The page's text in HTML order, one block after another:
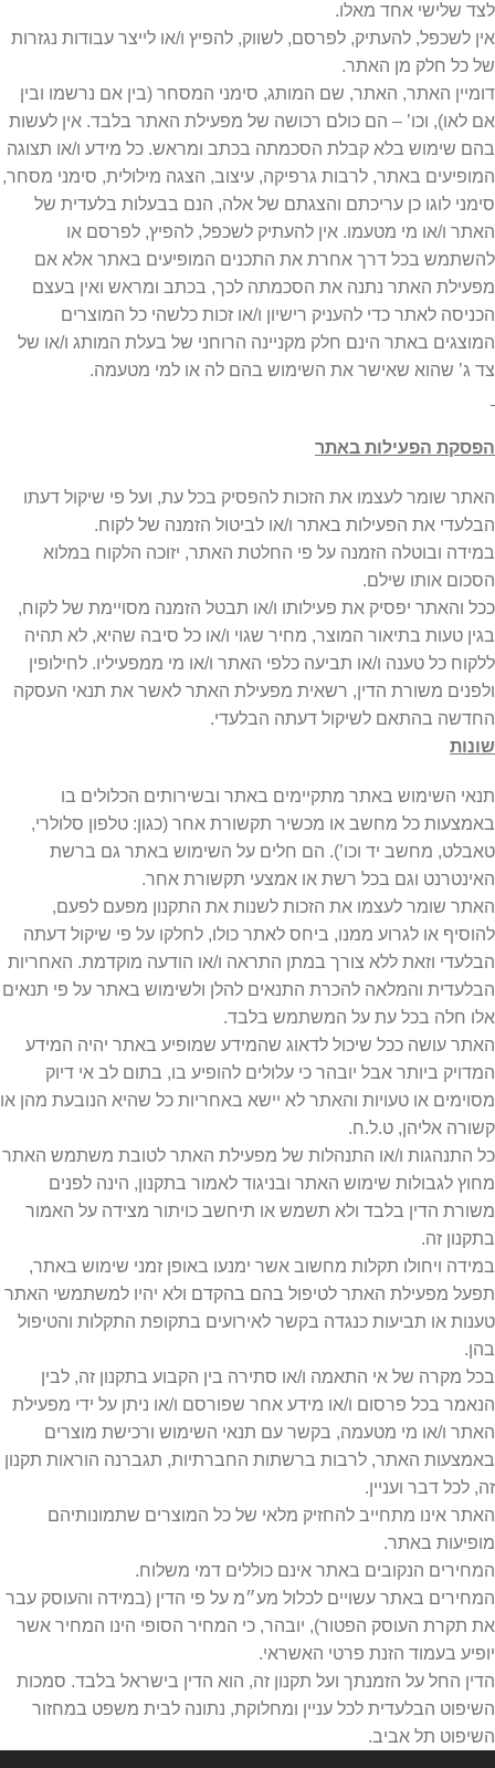
לצד שלישי אחד מאלו.
אין לשכפל, להעתיק, לפרסם, לשווק, להפיץ ו/או לייצר עבודות נגזרות
של כל חלק מן האתר.
דומיין האתר, האתר, שם המותג, סימני המסחר (בין אם נרשמו ובין
אם לאו), וכו’ – הם כולם רכושה של מפעילת האתר בלבד. אין לעשות
בהם שימוש בלא קבלת הסכמתה בכתב ומראש. כל מידע ו/או תצוגה
המופיעים באתר, לרבות גרפיקה, עיצוב, הצגה מילולית, סימני מסחר,
סימני לוגו כן עריכתם והצגתם של אלה, הנם בבעלות בלעדית של
האתר ו/או מי מטעמו. אין להעתיק לשכפל, להפיץ, לפרסם או
להשתמש בכל דרך אחרת את התכנים המופיעים באתר אלא אם
מפעילת האתר נתנה את הסכמתה לכך, בכתב ומראש ואין בעצם
הכניסה לאתר כדי להעניק רישיון ו/או זכות כלשהי כל המוצרים
המוצגים באתר הינם חלק מקניינה הרוחני של בעלת המותג ו/או של
צד ג’ שהוא שאישר את השימוש בהם לה או למי מטעמה.
הפסקת הפעילות באתר
האתר שומר לעצמו את הזכות להפסיק בכל עת, ועל פי שיקול דעתו
הבלעדי את הפעילות באתר ו/או לביטול הזמנה של לקוח.
במידה ובוטלה הזמנה על פי החלטת האתר, יזוכה הלקוח במלוא
הסכום אותו שילם.
ככל והאתר יפסיק את פעילותו ו/או תבטל הזמנה מסויימת של לקוח,
בגין טעות בתיאור המוצר, מחיר שגוי ו/או כל סיבה שהיא, לא תהיה
ללקוח כל טענה ו/או תביעה כלפי האתר ו/או מי ממפעיליו. לחילופין
ולפנים משורת הדין, רשאית מפעילת האתר לאשר את תנאי העסקה
החדשה בהתאם לשיקול דעתה הבלעדי.
שונות
תנאי השימוש באתר מתקיימים באתר ובשירותים הכלולים בו
באמצעות כל מחשב או מכשיר תקשורת אחר (כגון: טלפון סלולרי,
טאבלט, מחשב יד וכו’). הם חלים על השימוש באתר גם ברשת
האינטרנט וגם בכל רשת או אמצעי תקשורת אחר.
האתר שומר לעצמו את הזכות לשנות את התקנון מפעם לפעם,
להוסיף או לגרוע ממנו, ביחס לאתר כולו, לחלקו על פי שיקול דעתה
הבלעדי וזאת ללא צורך במתן התראה ו/או הודעה מוקדמת. האחריות
הבלעדית והמלאה להכרת התנאים להלן ולשימוש באתר על פי תנאים
אלו חלה בכל עת על המשתמש בלבד.
האתר עושה ככל שיכול לדאוג שהמידע שמופיע באתר יהיה המידע
המדויק ביותר אבל יובהר כי עלולים להופיע בו, בתום לב אי דיוק
מסוימים או טעויות והאתר לא יישא באחריות כל שהיא הנובעת מהן או
קשורה אליהן, ט.ל.ח.
כל התנהגות ו/או התנהלות של מפעילת האתר לטובת משתמש האתר
מחוץ לגבולות שימוש האתר ובניגוד לאמור בתקנון, הינה לפנים
משורת הדין בלבד ולא תשמש או תיחשב כויתור מצידה על האמור
בתקנון זה.
במידה ויחולו תקלות מחשוב אשר ימנעו באופן זמני שימוש באתר,
תפעל מפעילת האתר לטיפול בהם בהקדם ולא יהיו למשתמשי האתר
טענות או תביעות כנגדה בקשר לאירועים בתקופת התקלות והטיפול
בהן.
בכל מקרה של אי התאמה ו/או סתירה בין הקבוע בתקנון זה, לבין
הנאמר בכל פרסום ו/או מידע אחר שפורסם ו/או ניתן על ידי מפעילת
האתר ו/או מי מטעמה, בקשר עם תנאי השימוש ורכישת מוצרים
באמצעות האתר, לרבות ברשתות החברתיות, תגברנה הוראות תקנון
זה, לכל דבר ועניין.
האתר אינו מתחייב להחזיק מלאי של כל המוצרים שתמונותיהם
מופיעות באתר.
המחירים הנקובים באתר אינם כוללים דמי משלוח.
המחירים באתר עשויים לכלול מע״מ על פי הדין (במידה והעוסק עבר
את תקרת העוסק הפטור), יובהר, כי המחיר הסופי הינו המחיר אשר
יופיע בעמוד הזנת פרטי האשראי.
הדין החל על הזמנתך ועל תקנון זה, הוא הדין בישראל בלבד. סמכות
השיפוט הבלעדית לכל עניין ומחלוקת, נתונה לבית משפט במחזור
השיפוט תל אביב.